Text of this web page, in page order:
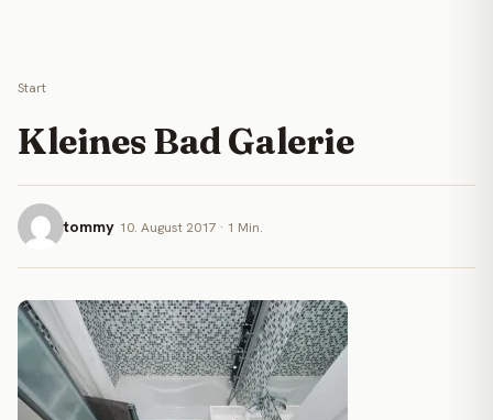
Start
Kleines Bad Galerie
tommy 10. August 2017 · 1 Min.